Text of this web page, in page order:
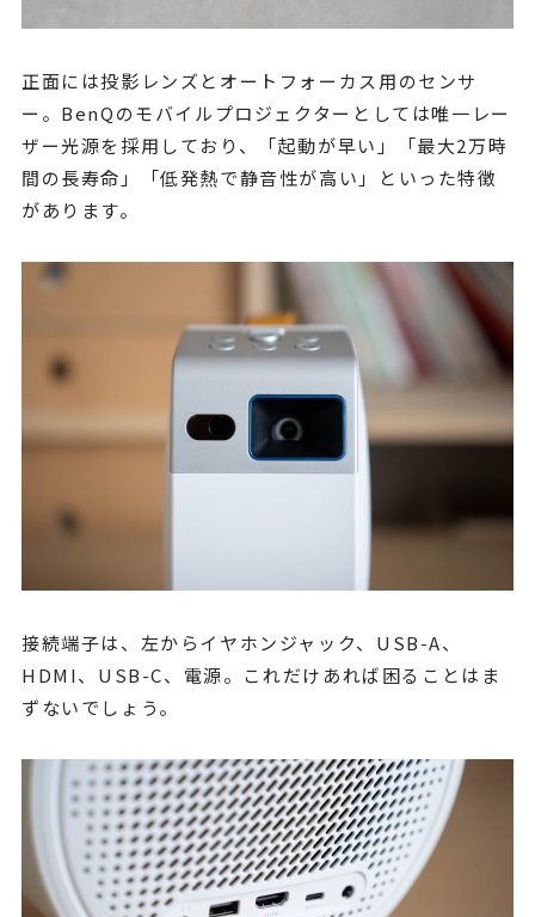
正面には投影レンズとオートフォーカス用のセンサ
ー。BenQのモバイルプロジェクターとしては唯一レー
ザー光源を採用しており、「起動が早い」「最大2万時
間の長寿命」「低発熱で静音性が高い」といった特徴
があります。
接続端子は、左からイヤホンジャック、USB-A、
HDMI、USB-C、電源。これだけあれば困ることはま
ずないでしょう。